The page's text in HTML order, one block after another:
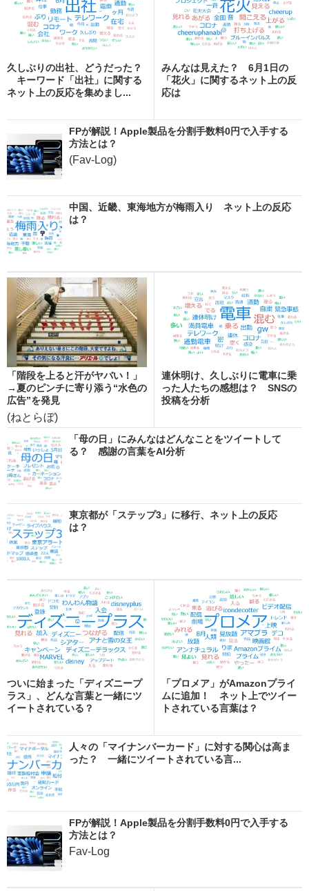
久しぶりの出社、どうだった？
キーワード「出社」に関する
ネット上の反応を集めまし...
みんなは見えた？ 6月1日の
「花火」に関するネット上の反
応は
FPが解説！Apple製品を分割手数料0円で入手する
方法とは？
(Fav-Log)
中国、近畿、東海地方が梅雨入り ネット上の反応
は？
「階段を上ると汗がヤバい！」
→夏のピンチに寄り添う“水色の
広告”を発見
(ねとらぼ)
連休明け、久しぶりに電車に乗
った人たちの感想は？ SNSの
投稿を分析
「母の日」にみんなはどんなことをツイートして
る？ 感謝の言葉をAI分析
東京都が「ステップ3」に移行、ネット上の反応
は？
ついに始まった「ディズニープ
ラス」、どんな言葉と一緒にツ
イートされている？
「プロメア」がAmazonプライ
ムに追加！ ネット上でツイー
トされている言葉は？
人々の「マイナンバーカード」に対する関心は高ま
った？ 一緒にツイートされている言...
FPが解説！Apple製品を分割手数料0円で入手する
方法とは？
Fav-Log